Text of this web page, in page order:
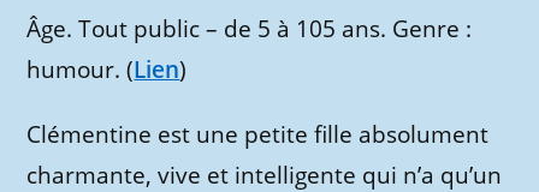
Âge. Tout public – de 5 à 105 ans. Genre :
humour. (Lien)
Clémentine est une petite fille absolument
charmante, vive et intelligente qui n’a qu’un